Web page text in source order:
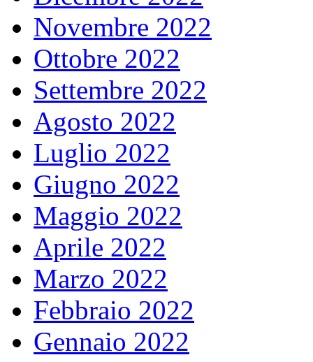
Novembre 2022
Ottobre 2022
Settembre 2022
Agosto 2022
Luglio 2022
Giugno 2022
Maggio 2022
Aprile 2022
Marzo 2022
Febbraio 2022
Gennaio 2022